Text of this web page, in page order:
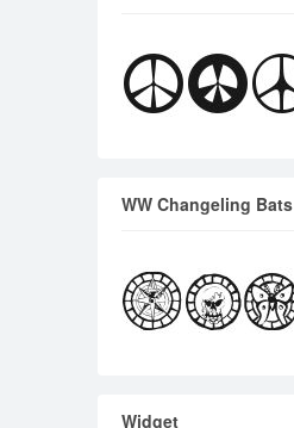
WW Changeling Bats
Widget